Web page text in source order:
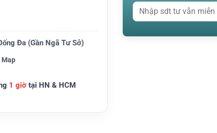
Đa (Gần Ngã Tư Sở)
Map
1 giờtại HN & HCM